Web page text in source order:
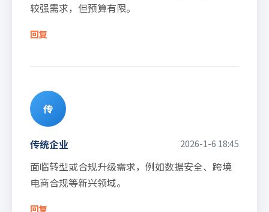
较强需求，但预算有限。
回复
传
传统企业 2026-1-6 18:45
面临转型或合规升级需求，例如数据安全、跨境
电商合规等新兴领域。
回复